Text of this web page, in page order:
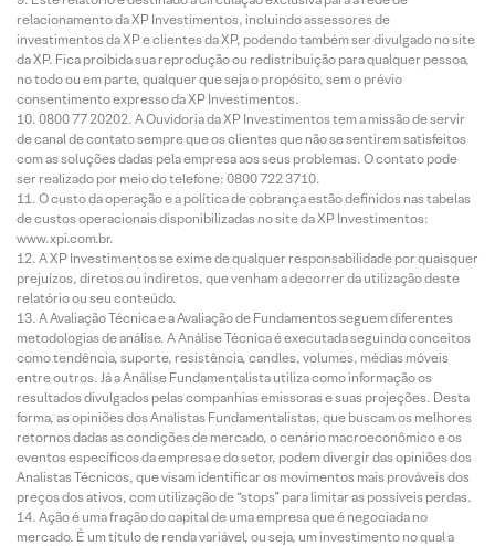
relacionamento da XP Investimentos, incluindo assessores de
investimentos da XP e clientes da XP, podendo também ser divulgado no site
da XP. Fica proibida sua reprodução ou redistribuição para qualquer pessoa,
no todo ou em parte, qualquer que seja o propósito, sem o prévio
consentimento expresso da XP Investimentos.
0800 77 20202. A Ouvidoria da XP Investimentos tem a missão de servir
de canal de contato sempre que os clientes que não se sentirem satisfeitos
com as soluções dadas pela empresa aos seus problemas. O contato pode
ser realizado por meio do telefone: 0800 722 3710.
O custo da operação e a política de cobrança estão definidos nas tabelas
de custos operacionais disponibilizadas no site da XP Investimentos:
www.xpi.com.br.
A XP Investimentos se exime de qualquer responsabilidade por quaisquer
prejuízos, diretos ou indiretos, que venham a decorrer da utilização deste
relatório ou seu conteúdo.
A Avaliação Técnica e a Avaliação de Fundamentos seguem diferentes
metodologias de análise. A Análise Técnica é executada seguindo conceitos
como tendência, suporte, resistência, candles, volumes, médias móveis
entre outros. Já a Análise Fundamentalista utiliza como informação os
resultados divulgados pelas companhias emissoras e suas projeções. Desta
forma, as opiniões dos Analistas Fundamentalistas, que buscam os melhores
retornos dadas as condições de mercado, o cenário macroeconômico e os
eventos específicos da empresa e do setor, podem divergir das opiniões dos
Analistas Técnicos, que visam identificar os movimentos mais prováveis dos
preços dos ativos, com utilização de “stops” para limitar as possíveis perdas.
Ação é uma fração do capital de uma empresa que é negociada no
mercado. É um título de renda variável, ou seja, um investimento no qual a